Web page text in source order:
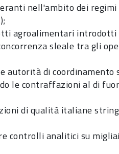
nell'ambito dei regimi
agroalimentari introdotti
sleale tra gli
autorità di coordinamento
le contraffazioni al di
di qualità italiane
controlli analitici su